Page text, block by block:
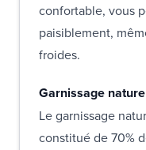
confortable, vous
paisiblement,
froides.
Garnissage
Le garnissage
constitué de 70%